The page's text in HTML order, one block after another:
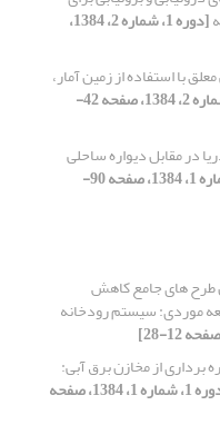
[دوره 1، شماره 2، 1384،
با استفاده از زمین آمار،
[دوره 1، شماره 2، 1384، صفحه 42-
در مقابل دیواره ساحلی
[دوره 1، شماره 1، 1384، صفحه 90-
طرح های جامع کاهش
موردی: سیستم رودخانه
برداری از مخازن برق آبی:
[دوره 1، شماره 1، 1384، صفحه